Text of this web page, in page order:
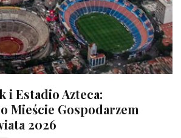
i Estadio Azteca:
Mieście Gospodarzem
2026